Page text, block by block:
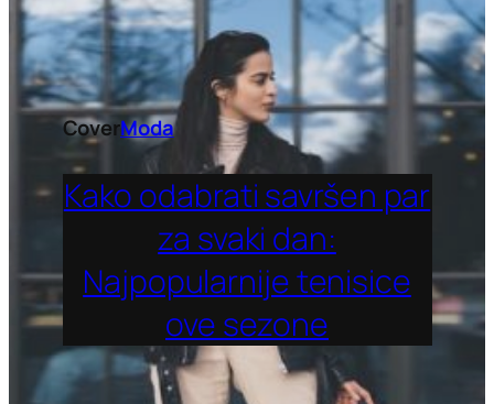
CoverModa
Kako odabrati savršen par
za svaki dan:
Najpopularnije tenisice
ove sezone